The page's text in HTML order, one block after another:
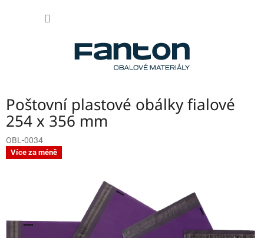
Poštovní plastové obálky fialové
254 x 356 mm
OBL-0034
Více za méně